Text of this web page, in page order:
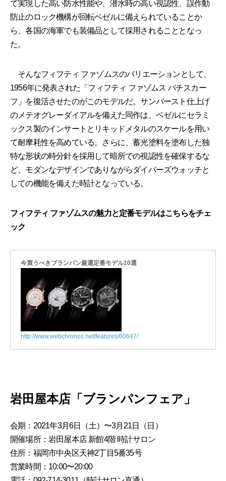
て実現した高い防水性能や、潜水時の高い視認性、誤作動
防止のロック機構が回転ベゼルに備えられていることか
ら、各国の海軍でも装備品として採用されることとなっ
た。
そんなフィフティ ファゾムスのバリエーションとして、
1956年に発表された「フィフティ ファゾムス バチスカー
フ」を復活させたのがこのモデルだ。サンバースト仕上げ
のメテオグレーダイアルを備えた同作は、ベゼルにセラミ
ックス製のインサートとリキッドメタルのスケールを用い
て耐摩耗性を高めている。さらに、蓄光塗料を塗布した独
特な形状の時分針を採用して暗所での視認性を確保するな
ど、モダンなデザインでありながらダイバーズウォッチと
しての機能を備えた時計となっている。
フィフティ ファゾムスの魅力と定番モデルはこちらをチェ
ック
今買うべきブランパン厳選定番モデル10選
http://www.webchronos.net/features/60647/
岩田屋本店「ブランパンフェア」
会期：2021年3月6日（土）〜3月21日（日）
開催場所：岩田屋本店 新館4階 時計サロン
住所：福岡市中央区天神2丁目5番35号
営業時間：10:00〜20:00